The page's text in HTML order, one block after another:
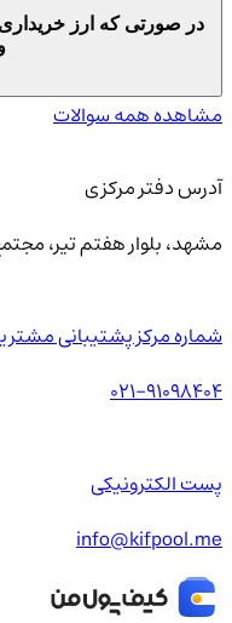
در صورتی که ارز
مشاهده همه سوالات
آدرس دفتر مرکزی
مشهد، بلوار هفتم تیر،
شماره مرکز پشتیبانی
021-91098404
پست الکترونیکی
info@kifpool.me